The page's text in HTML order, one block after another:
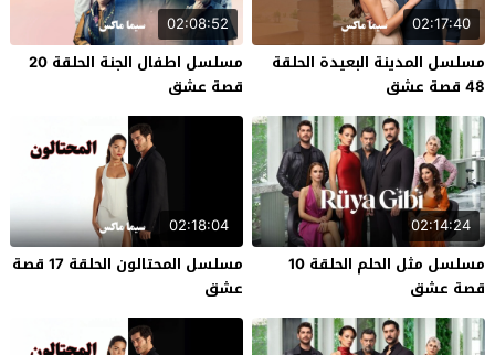
02:17:40
مسلسل المدينة البعيدة الحلقة
48 قصة عشق
02:08:52
مسلسل اطفال الجنة الحلقة 20
قصة عشق
02:14:24
مسلسل مثل الحلم الحلقة 10
قصة عشق
02:18:04
مسلسل المحتالون الحلقة 17 قصة
عشق